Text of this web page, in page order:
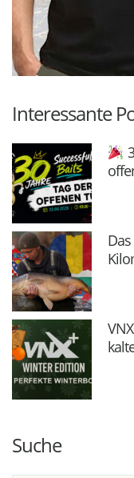
Interessante
Suche